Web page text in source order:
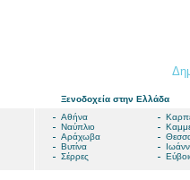
Ξενοδοχεία στην Ελλάδα
Αθήνα
Ναύπλιο
Αράχωβα
Βυτίνα
Σέρρες